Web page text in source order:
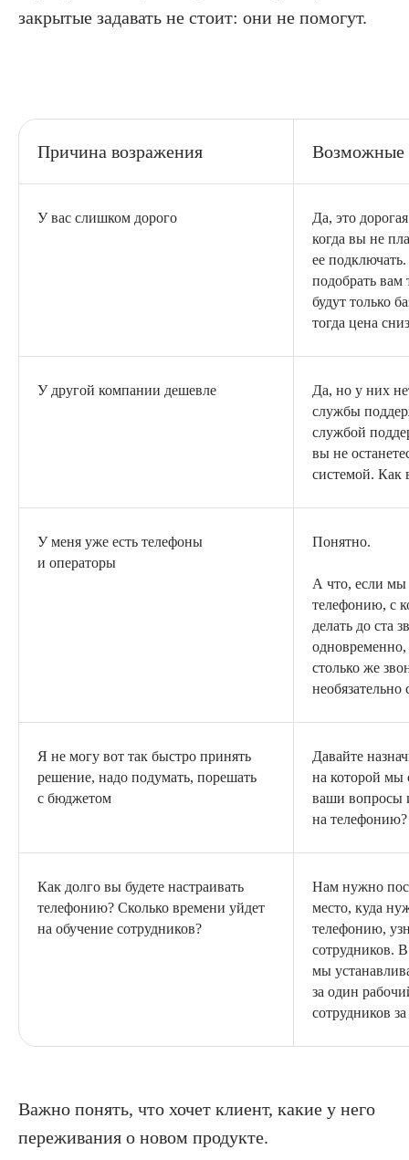
закрытые задавать не стоит: они не помогут.
Причина возражения Возможные
У вас слишком дорого
Да, это
когда вы не
ее
подобрать вам
будут только
тогда цена
У другой компании дешевле
Да, но у них
службы
службой
вы не
системой. Как
У меня уже есть телефоны
и операторы
Понятно.
А что, если мы
телефонию, с
делать до ста
столько же
необязательно
Я не могу вот так быстро принять
решение, надо подумать, порешать
с бюджетом
Давайте
на которой мы
ваши вопросы
на телефонию?
Как долго вы будете настраивать
телефонию? Сколько времени уйдет
на обучение сотрудников?
Нам нужно
место, куда
телефонию,
сотрудников.
мы
за один
сотрудников
Важно понять, что хочет клиент, какие у него
переживания о новом продукте.